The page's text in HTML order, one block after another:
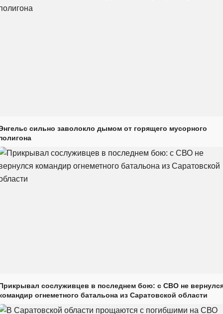
сильно заволокло дымом от горящего мусорного
сослуживцев в последнем бою: с СВО не
огнеметного батальона из Саратовской области